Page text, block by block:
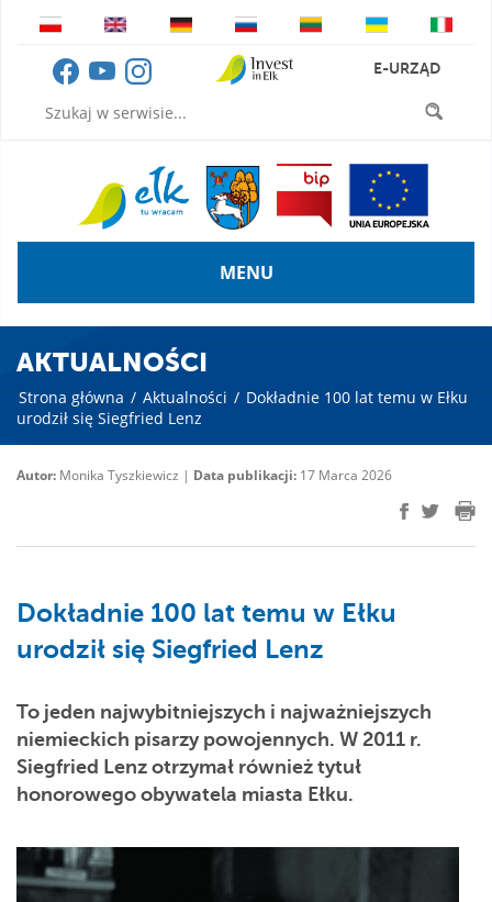
E-URZĄD
MENU
AKTUALNOŚCI
Strona główna / Aktualności / Dokładnie 100 lat temu w Ełku
urodził się Siegfried Lenz
Autor: Monika Tyszkiewicz | Data publikacji: 17 Marca 2026
Dokładnie 100 lat temu w Ełku
urodził się Siegfried Lenz
To jeden najwybitniejszych i najważniejszych
niemieckich pisarzy powojennych. W 2011 r.
Siegfried Lenz otrzymał również tytuł
honorowego obywatela miasta Ełku.